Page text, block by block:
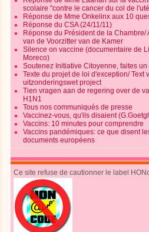
scolaire "contre le cancer du col de
Réponse de Mme Onkelinx aux 10
Réponse du CSA (24/11/11)
Réponse du Président de la Chambre/
van de Voorzitter van de Kamer
Silence on vaccine (documentaire de
Moreco)
Soutenez Initiative Citoyenne, faites un
Texte du projet de loi d'exception/ Text
uitzonderingswet project
Tien vragen aan de regering over de
H1N1
Tous nos communiqués de presse
Vaccinez-vous, qu'ils disaient
Vaccins: 10 minutes pour comprendre
Vaccins pandémiques: ce que disent
documents européens
Ce site refuse de cautionner le label